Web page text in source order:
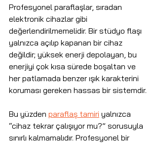
Profesyonel paraflaşlar, sıradan
elektronik cihazlar gibi
değerlendirilmemelidir. Bir stüdyo flaşı
yalnızca açılıp kapanan bir cihaz
değildir; yüksek enerji depolayan, bu
enerjiyi çok kısa sürede boşaltan ve
her patlamada benzer ışık karakterini
koruması gereken hassas bir sistemdir.
Bu yüzden paraflaş tamiri yalnızca
“cihaz tekrar çalışıyor mu?” sorusuyla
sınırlı kalmamalıdır. Profesyonel bir